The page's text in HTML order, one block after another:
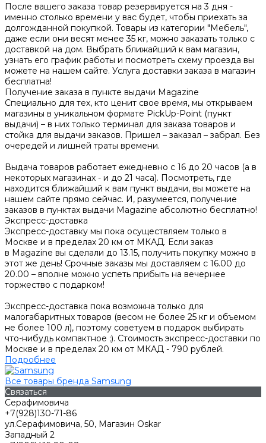
После вашего заказа товар резервируется на 3 дня -
именно столько времени у вас будет, чтобы приехать за
долгожданной покупкой. Товары из категории "Мебель",
даже если они весят менее 35 кг, можно заказать только с
доставкой на дом. Выбрать ближайший к вам магазин,
узнать его график работы и посмотреть схему проезда вы
можете на нашем сайте. Услуга доставки заказа в магазин
бесплатна!
Получение заказа в пункте выдачи Magazine
Специально для тех, кто ценит свое время, мы открываем
магазины в уникальном формате PickUp-Point (пункт
выдачи) – в них только терминал для заказа товаров и
стойка для выдачи заказов. Пришел – заказал – забрал. Без
очередей и лишней траты времени.
Выдача товаров работает ежедневно с 16 до 20 часов (а в
некоторых магазинах - и до 21 часа). Посмотреть, где
находится ближайший к вам пункт выдачи, вы можете на
нашем сайте прямо сейчас. И, разумеется, получение
заказов в пунктах выдачи Magazine абсолютно бесплатно!
Экспресс-доставка
Экспресс-доставку мы пока осуществляем только в
Москве и в пределах 20 км от МКАД. Если заказ
в Magazine вы сделали до 13.15, получить покупку можно в
этот же день! Срочные заказы мы доставляем с 16.00 до
20.00 – вполне можно успеть прибыть на вечернее
торжество с подарком!
Экспресс-доставка пока возможна только для
малогабаритных товаров (весом не более 25 кг и объемом
не более 100 л), поэтому советуем в подарок выбирать
что-нибудь компактное ;). Стоимость экспресс-доставки по
Москве и в пределах 20 км от МКАД - 790 рублей.
Подробнее
Все товары бренда Samsung
Связаться
Серафимовича
+7(928)130-71-86
ул.Серафимовича, 50, Магазин Oskar
Западный 2